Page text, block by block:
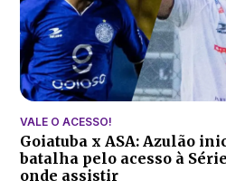
VALE O ACESSO!
Goiatuba x ASA: Azulão
batalha pelo acesso à
onde assistir